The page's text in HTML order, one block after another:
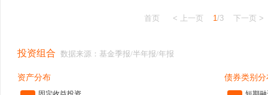
首页 < 上一页 1/3 下一页 >
投资组合 数据来源：基金季报/半年报/年报
资产分布 债券类别分